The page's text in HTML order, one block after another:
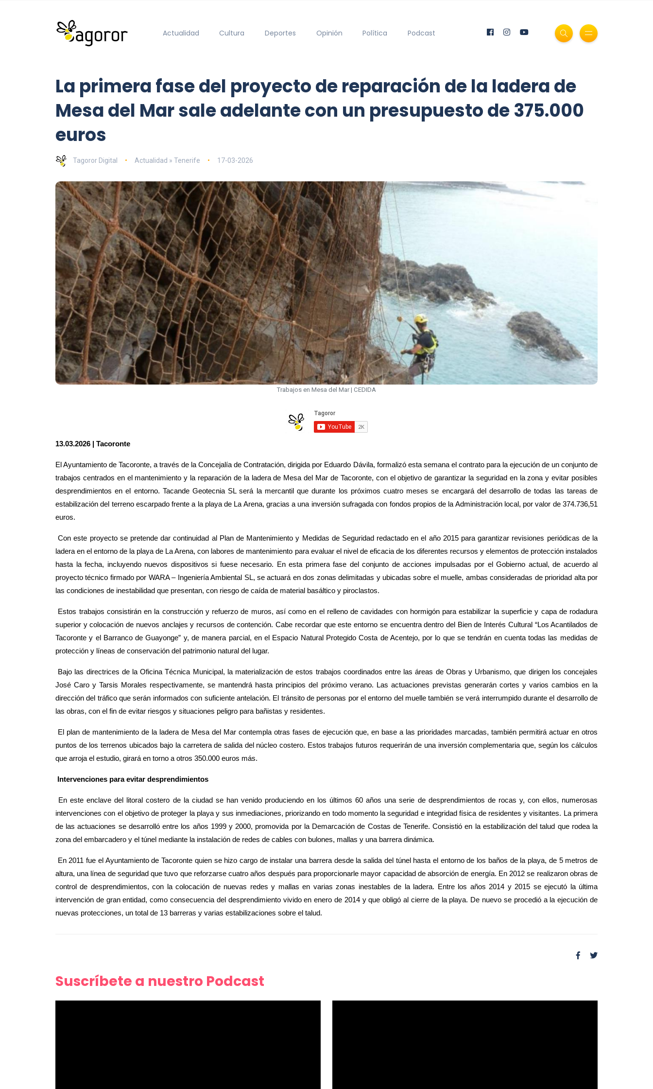
Actualidad Cultura Deportes Opinión Política Podcast
La primera fase del proyecto de reparación de la ladera de
Mesa del Mar sale adelante con un presupuesto de 375.000
euros
Tagoror Digital Actualidad » Tenerife 17-03-2026
Trabajos en Mesa del Mar | CEDIDA
13.03.2026 | Tacoronte
El Ayuntamiento de Tacoronte, a través de la Concejalía de Contratación, dirigida por Eduardo Dávila, formalizó esta semana el contrato para la ejecución de un conjunto de
trabajos centrados en el mantenimiento y la reparación de la ladera de Mesa del Mar de Tacoronte, con el objetivo de garantizar la seguridad en la zona y evitar posibles
desprendimientos en el entorno. Tacande Geotecnia SL será la mercantil que durante
los próximos cuatro meses se encargará del desarrollo de todas las tareas de
estabilización del terreno escarpado frente a la playa de La Arena, gracias a una inversión sufragada con fondos propios de la Administración local, por valor de 374.736,51
euros.
Con este proyecto se pretende dar continuidad al Plan de Mantenimiento y Medidas de Seguridad redactado en el año 2015 para garantizar revisiones periódicas de la
ladera en el entorno de la playa de La Arena, con labores de mantenimiento para evaluar el nivel de eficacia de los diferentes recursos y elementos de protección instalados
hasta la fecha, incluyendo nuevos dispositivos si fuese necesario. En esta primera fase del conjunto de acciones impulsadas por el Gobierno actual, de acuerdo al
proyecto técnico firmado por WARA – Ingeniería Ambiental SL, se actuará en dos zonas delimitadas y ubicadas sobre el muelle, ambas consideradas de prioridad alta por
las condiciones de inestabilidad que presentan, con riesgo de caída de material basáltico y piroclastos.
Estos trabajos consistirán en la construcción y refuerzo de muros, así como en el relleno de cavidades con hormigón para estabilizar la superficie y capa de rodadura
superior y colocación de nuevos anclajes y recursos de contención. Cabe recordar que este entorno se encuentra dentro del Bien de Interés Cultural “Los Acantilados de
Tacoronte y el Barranco de Guayonge” y, de manera parcial, en el Espacio Natural Protegido Costa de Acentejo, por lo que se tendrán en cuenta todas las medidas de
protección y líneas de conservación del patrimonio natural del lugar.
Bajo las directrices de la Oficina Técnica Municipal, la materialización de estos trabajos coordinados entre las áreas de Obras y Urbanismo, que dirigen los concejales
José Caro y Tarsis Morales respectivamente, se mantendrá hasta principios del próximo verano. Las actuaciones previstas generarán cortes y varios cambios en la
dirección del tráfico que serán informados con suficiente antelación. El tránsito de personas por el entorno del muelle también se verá interrumpido durante el desarrollo de
las obras, con el fin de evitar riesgos y situaciones peligro para bañistas y residentes.
El plan de mantenimiento de la ladera de Mesa del Mar contempla otras fases de ejecución que, en base a las prioridades marcadas, también permitirá actuar en otros
puntos de los terrenos ubicados bajo la carretera de salida del núcleo costero. Estos trabajos futuros requerirán de una inversión complementaria que, según los cálculos
que arroja el estudio, girará en torno a otros 350.000 euros más.
Intervenciones para evitar desprendimientos
En este enclave del litoral costero de la ciudad se han venido produciendo en los últimos 60 años una serie de desprendimientos de rocas y, con ellos, numerosas
intervenciones con el objetivo de proteger la playa y sus inmediaciones, priorizando en todo momento la seguridad e integridad física de residentes y visitantes. La primera
de las actuaciones se desarrolló entre los años 1999 y 2000, promovida por la Demarcación de Costas de Tenerife. Consistió en la estabilización del talud que rodea la
zona del embarcadero y el túnel mediante la instalación de redes de cables con bulones, mallas y una barrera dinámica.
En 2011 fue el Ayuntamiento de Tacoronte quien se hizo cargo de instalar una barrera desde la salida del túnel hasta el entorno de los baños de la playa, de 5 metros de
altura, una línea de seguridad que tuvo que reforzarse cuatro años después para proporcionarle mayor capacidad de absorción de energía. En 2012 se realizaron obras de
control de desprendimientos, con la colocación de nuevas redes y mallas en varias zonas inestables de la ladera. Entre los años 2014 y 2015 se ejecutó la última
intervención de gran entidad, como consecuencia del desprendimiento vivido en enero de 2014 y que obligó al cierre de la playa. De nuevo se procedió a la ejecución de
nuevas protecciones, un total de 13 barreras y varias estabilizaciones sobre el talud.
Suscríbete a nuestro Podcast